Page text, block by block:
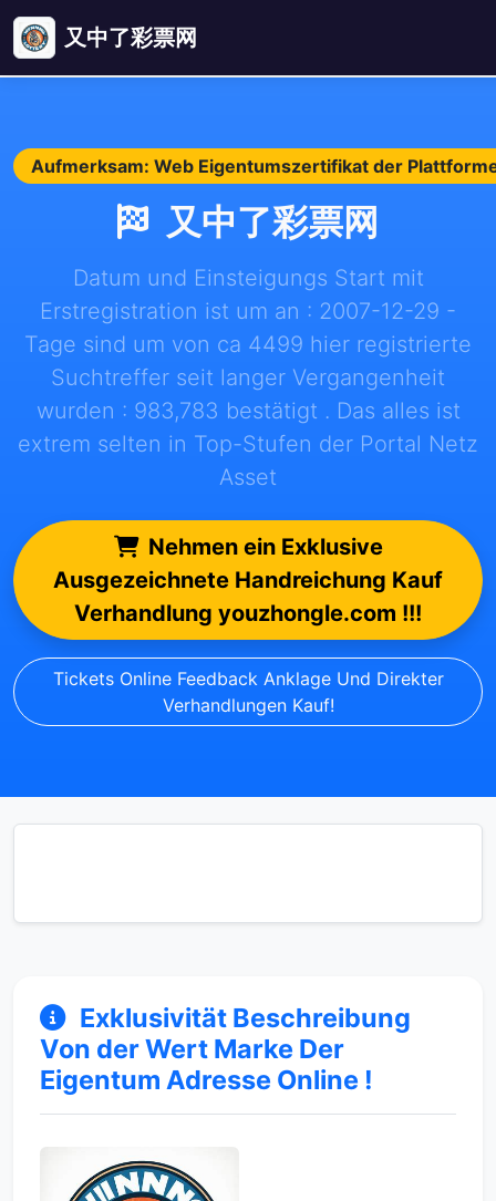
又中了彩票网
Aufmerksam: Web Eigentumszertifikat der
又中了彩票网
Datum und Einsteigungs Start mit
Erstregistration ist um an : 2007-12-29 -
Tage sind um von ca 4499 hier registrierte
Suchtreffer seit langer Vergangenheit
wurden : 983,783 bestätigt . Das alles ist
extrem selten in Top-Stufen der Portal Netz
Asset
Nehmen ein Exklusive
Ausgezeichnete Handreichung Kauf
Verhandlung youzhongle.com !!!
Tickets Online Feedback Anklage Und Direkter
Verhandlungen Kauf!
Exklusivität Beschreibung
Von der Wert Marke Der
Eigentum Adresse Online !